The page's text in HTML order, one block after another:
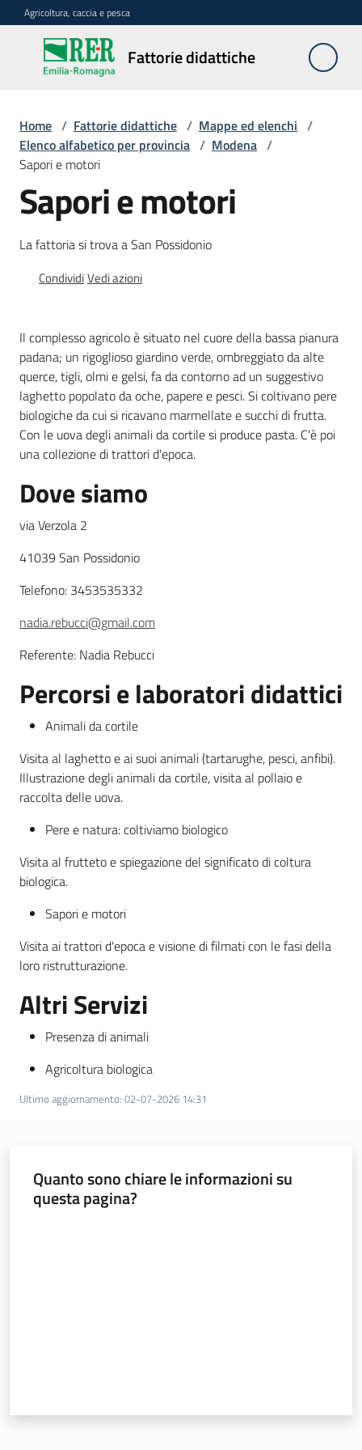
Vai al contenuto
Vai alla navigazione
Vai al footer
Agricoltura, caccia e pesca
Fattorie didattiche
Fattorie
didattiche
Trova
sulla
Menu selezionato
Requisiti
necessari
Corsi
Agricoltura
in
cifre
Agricoltura,
pesca
Servizi
Leggi atti bandi
Piani programmi
progetti
Home / Fattorie didattiche / Mappe ed elenchi /
Elenco alfabetico per provincia / Modena /
Sapori e motori
Sapori e motori
La fattoria si trova a San Possidonio
CondividiVedi azioni
Il complesso agricolo è situato nel cuore della bassa pianura
padana; un rigoglioso giardino verde, ombreggiato da alte
querce, tigli, olmi e gelsi, fa da contorno ad un suggestivo
laghetto popolato da oche, papere e pesci. Si coltivano pere
biologiche da cui si ricavano marmellate e succhi di frutta.
Con le uova degli animali da cortile si produce pasta. C'è poi
una collezione di trattori d'epoca.
Dove siamo
via Verzola 2
41039 San Possidonio
Telefono: 3453535332
nadia.rebucci@gmail.com
Referente: Nadia Rebucci
Percorsi e laboratori didattici
Animali da cortile
Visita al laghetto e ai suoi animali (tartarughe, pesci, anfibi).
Illustrazione degli animali da cortile, visita al pollaio e
raccolta delle uova.
Pere e natura: coltiviamo biologico
Visita al frutteto e spiegazione del significato di coltura
biologica.
Sapori e motori
Visita ai trattori d'epoca e visione di filmati con le fasi della
loro ristrutturazione.
Altri Servizi
Presenza di animali
Agricoltura biologica
Ultimo aggiornamento: 02-07-2026 14:31
Quanto sono chiare le informazioni su
questa pagina?